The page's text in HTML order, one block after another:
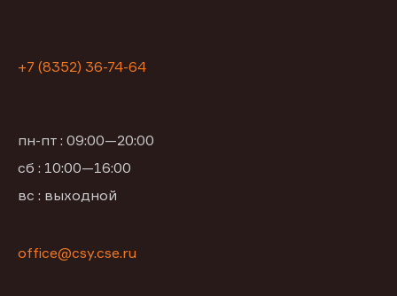
+7 (8352) 36-74-64
пн-пт : 09:00—20:00
сб : 10:00—16:00
вс : выходной
office@csy.cse.ru